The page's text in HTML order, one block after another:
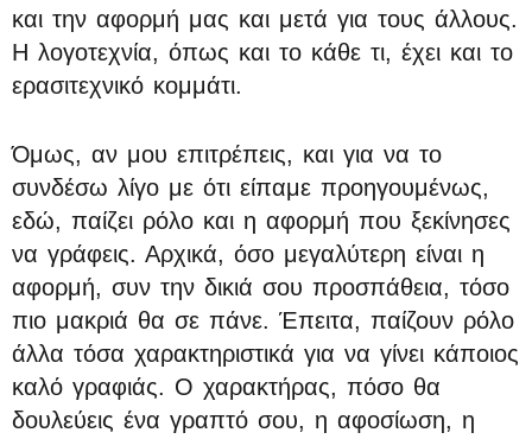
και την αφορμή μας και μετά για τους άλλους.
Η λογοτεχνία, όπως και το κάθε τι, έχει και το
ερασιτεχνικό κομμάτι.
Όμως, αν μου επιτρέπεις, και για να το
συνδέσω λίγο με ότι είπαμε προηγουμένως,
εδώ, παίζει ρόλο και η αφορμή που ξεκίνησες
να γράφεις. Αρχικά, όσο μεγαλύτερη είναι η
αφορμή, συν την δικιά σου προσπάθεια, τόσο
πιο μακριά θα σε πάνε. Έπειτα, παίζουν ρόλο
άλλα τόσα χαρακτηριστικά για να γίνει κάποιος
καλό γραφιάς. Ο χαρακτήρας, πόσο θα
δουλεύεις ένα γραπτό σου, η αφοσίωση, η